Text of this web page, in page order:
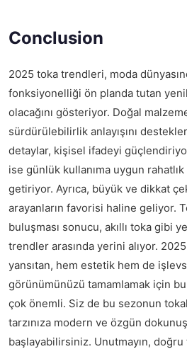
Conclusion
2025 toka trendleri, moda
fonksiyonelliği ön planda tutan
olacağını gösteriyor. Doğal
sürdürülebilirlik anlayışını
detaylar, kişisel ifadeyi
ise günlük kullanıma uygun
getiriyor. Ayrıca, büyük ve dikkat
arayanların favorisi haline geliyor.
buluşması sonucu, akıllı toka gibi
trendler arasında yerini alıyor. 2025
yansıtan, hem estetik hem de
görünümünüzü tamamlamak için
çok önemli. Siz de bu sezonun
tarzınıza modern ve özgün
başlayabilirsiniz. Unutmayın,